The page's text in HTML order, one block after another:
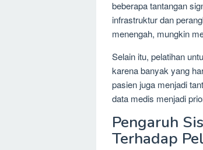
beberapa tantangan
infrastruktur dan
menengah, mungkin
Selain itu, pelatihan
karena banyak yang
pasien juga menjadi
data medis menjadi
Pengaruh
Terhadap